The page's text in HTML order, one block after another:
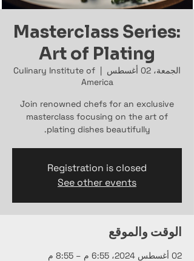
Masterclass Series:
Art of Plating
الجمعة، 02 أغسطس
  |
Culinary Institute of
America
Join renowned chefs for an exclusive
masterclass focusing on the art of
plating dishes beautifully.
Registration is closed
See other events
الوقت والموقع
02 أغسطس 2024، 6:55 م – 8:55 م